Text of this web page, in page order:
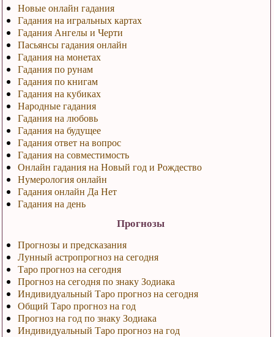
Новые онлайн гадания
Гадания на игральных картах
Гадания Ангелы и Черти
Пасьянсы гадания онлайн
Гадания на монетах
Гадания по рунам
Гадания по книгам
Гадания на кубиках
Народные гадания
Гадания на любовь
Гадания на будущее
Гадания ответ на вопрос
Гадания на совместимость
Онлайн гадания на Новый год и Рождество
Нумерология онлайн
Гадания онлайн Да Нет
Гадания на день
Прогнозы
Прогнозы и предсказания
Лунный астропрогноз на сегодня
Таро прогноз на сегодня
Прогноз на сегодня по знаку Зодиака
Индивидуальный Таро прогноз на сегодня
Общий Таро прогноз на год
Прогноз на год по знаку Зодиака
Индивидуальный Таро прогноз на год